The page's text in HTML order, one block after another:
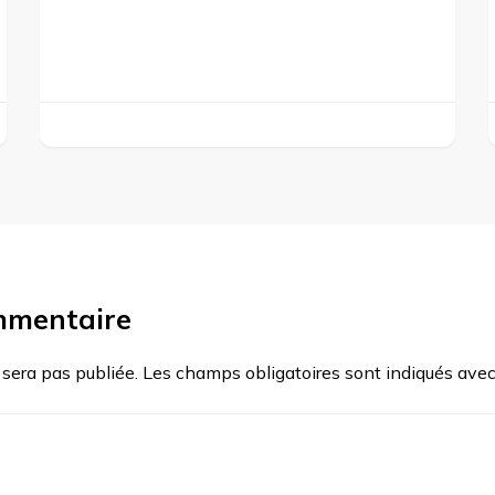
pas publiée. Les champs obligatoires sont indiqués